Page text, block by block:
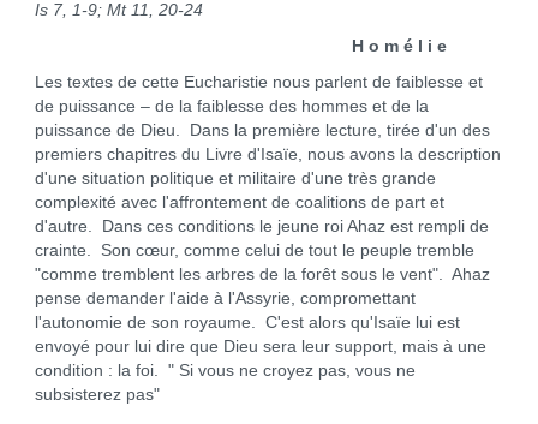
Is 7, 1-9; Mt 11, 20-24
H o m é l i e
Les textes de cette Eucharistie nous parlent de faiblesse et
de puissance – de la faiblesse des hommes et de la
puissance de Dieu. Dans la première lecture, tirée d'un des
premiers chapitres du Livre d'Isaïe, nous avons la description
d'une situation politique et militaire d'une très grande
complexité avec l'affrontement de coalitions de part et
d'autre. Dans ces conditions le jeune roi Ahaz est rempli de
crainte. Son cœur, comme celui de tout le peuple tremble
"comme tremblent les arbres de la forêt sous le vent". Ahaz
pense demander l'aide à l'Assyrie, compromettant
l'autonomie de son royaume. C'est alors qu'Isaïe lui est
envoyé pour lui dire que Dieu sera leur support, mais à une
condition : la foi. " Si vous ne croyez pas, vous ne
subsisterez pas"